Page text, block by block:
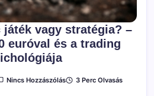
játék vagy stratégia? –
euróval és a trading
Nincs HozzászólásA(z)3 Perc Olvasás